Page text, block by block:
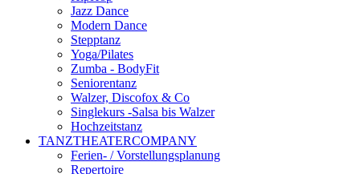
Jazz Dance
Modern Dance
Stepptanz
Yoga/Pilates
Zumba - BodyFit
Seniorentanz
Walzer, Discofox & Co
Singlekurs -Salsa bis Walzer
Hochzeitstanz
TANZTHEATERCOMPANY
Ferien- / Vorstellungsplanung
Repertoire